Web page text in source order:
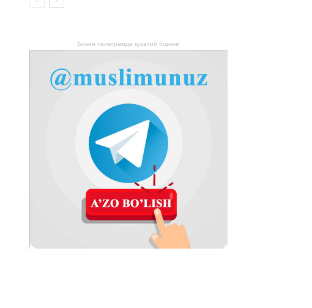
Бизни телеграмда кузатиб боринг